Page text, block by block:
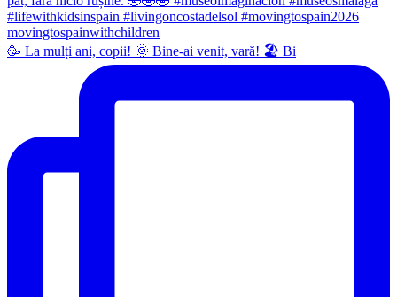
🥳 La mulți ani, copii! 🌞 Bine-ai venit, vară! 🏖 Bi